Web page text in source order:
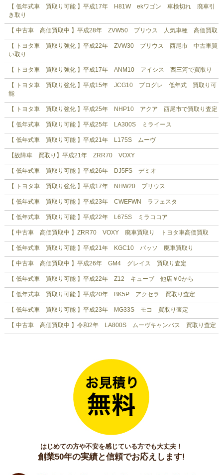
【 低年式車 買取り可能 】平成17年 H81W ekワゴン 車検切れ 廃車引
き取り
【 中古車 高価買取中 】平成28年 ZVW50 プリウス 人気車種 高価買取
【 トヨタ車 買取り強化 】平成22年 ZVW30 プリウス 西尾市 中古車買
い取り
【 トヨタ車 買取り強化 】平成17年 ANM10 アイシス 西三河で買取り
【 トヨタ車 買取り強化 】平成15年 JCG10 プログレ 低年式 買取り可
能
【 トヨタ車 買取り強化 】平成25年 NHP10 アクア 西尾市で買取り査定
【 低年式車 買取り可能 】平成25年 LA300S ミライース
【 低年式車 買取り可能 】平成21年 L175S ムーヴ
【故障車 買取り】平成21年 ZRR70 VOXY
【 低年式車 買取り可能 】平成26年 DJ5FS デミオ
【 トヨタ車 買取り強化 】平成17年 NHW20 プリウス
【 低年式車 買取り可能 】平成23年 CWEFWN ラフェスタ
【 低年式車 買取り可能 】平成22年 L675S ミラココア
【 中古車 高価買取中 】ZRR70 VOXY 廃車買取り トヨタ車高価買取
【 低年式車 買取り可能 】平成21年 KGC10 パッソ 廃車買取り
【 中古車 高価買取中 】平成26年 GM4 グレイス 買取り査定
【 低年式車 買取り可能 】平成22年 Z12 キューブ 他店￥0から
【 低年式車 買取り可能 】平成20年 BK5P アクセラ 買取り査定
【 低年式車 買取り可能 】平成23年 MG33S モコ 買取り査定
【 中古車 高価買取中 】令和2年 LA800S ムーヴキャンバス 買取り査定
はじめての方や不安を感じている方でも大丈夫！
創業50年の実績と信頼でお応えします!